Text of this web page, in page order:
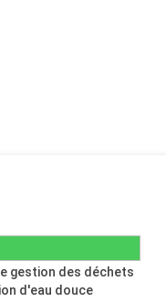
gestion des déchets
d'eau douce